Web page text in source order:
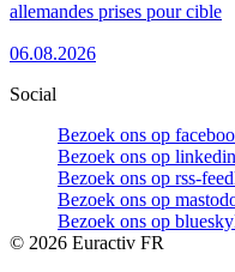
allemandes prises pour cible
06.08.2026
Social
Bezoek ons op
Bezoek ons op linkedin
Bezoek ons op rss-feed
Bezoek ons op
Bezoek ons op bluesky
© 2026 Euractiv FR